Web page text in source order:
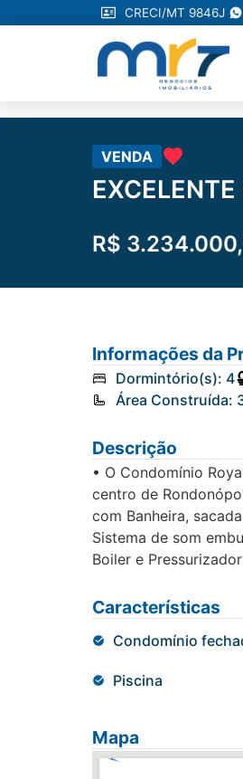
CRECI/MT 9846J
VENDA
R$
Informações da
Dormintório(s): 4
Área Construída:
Descrição
• O Condomínio
centro de
com Banheira,
Sistema de som
Boiler e Pressurizador
Características
Condomínio
Piscina
Mapa